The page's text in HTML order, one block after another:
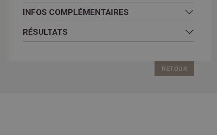
INFOS COMPLÉMENTAIRES
RÉSULTATS
RETOUR